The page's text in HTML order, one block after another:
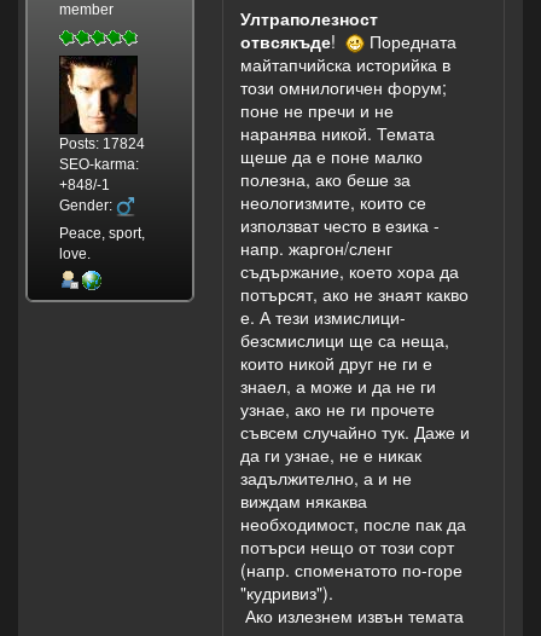
member
Posts: 17824
SEO-karma:
+848/-1
Gender:
Peace, sport,
love.
Ултраполезност
отвсякъде!
Поредната
майтапчийска историйка в
този омнилогичен форум;
поне не пречи и не
наранява никой. Темата
щеше да е поне малко
полезна, ако беше за
неологизмите, които се
използват често в езика -
напр. жаргон/сленг
съдържание, което хора да
потърсят, ако не знаят какво
е. А тези измислици-
безсмислици ще са неща,
които никой друг не ги е
знаел, а може и да не ги
узнае, ако не ги прочете
съвсем случайно тук. Даже и
да ги узнае, не е никак
задължително, а и не
виждам някаква
необходимост, после пак да
потърси нещо от този сорт
(напр. споменатото по-горе
"кудривиз").
Ако излезнем извън темата